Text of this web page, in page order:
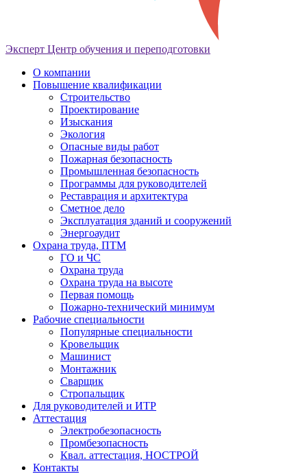
Эксперт Центр обучения и переподготовки
О компании
Повышение квалификации
Строительство
Проектирование
Изыскания
Экология
Опасные виды работ
Пожарная безопасность
Промышленная безопасность
Программы для руководителей
Реставрация и архитектура
Сметное дело
Эксплуатация зданий и сооружений
Энергоаудит
Охрана труда, ПТМ
ГО и ЧС
Охрана труда
Охрана труда на высоте
Первая помощь
Пожарно-технический минимум
Рабочие специальности
Популярные специальности
Кровельщик
Машинист
Монтажник
Сварщик
Стропальщик
Для руководителей и ИТР
Аттестация
Электробезопасность
Промбезопасность
Квал. аттестация, НОСТРОЙ
Контакты